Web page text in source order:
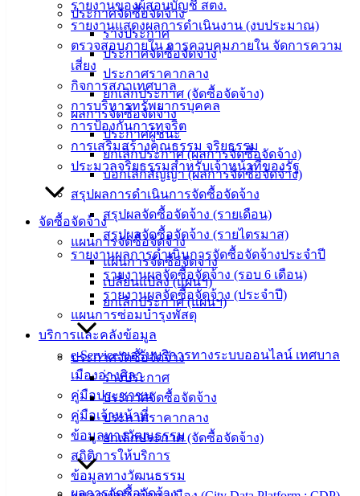
ประกาศจัดซื้อจัดจ้าง
ร่างประกาศ
ประกาศจัดซื้อจัดจ้าง
ประกาศราคากลาง
ยกเลิกประกาศ (จัดซื้อจัดจ้าง)
ผลการจัดซื้อจัดจ้าง
ประกาศผู้ชนะ
ยกเลิกประกาศ (ผลการจัดซื้อจัดจ้าง)
บอกเลิกสัญญา (ผลการจัดซื้อจัดจ้าง)
สรุปผลการดำเนินการจัดซื้อจัดจ้าง
สรุปผลจัดซื้อจัดจ้าง (รายเดือน)
สรุปผลจัดซื้อจัดจ้าง (รายไตรมาส)
รายงานผลการดำเนินการจัดซื้อจัดจ้างประจำปี
รายงานผลจัดซื้อจัดจ้าง (รอบ 6 เดือน)
รายงานผลจัดซื้อจัดจ้าง (ประจำปี)
แผนการซ่อมบำรุงพัสดุ
บริการและคลังข้อมูล
e-Service ขอรับบริการทางระบบออนไลน์ เทศบาล
เมืองอ่างศิลา
คู่มือประชาชน
คู่มือเจ้าหน้าที่
ข้อมูลทางวัฒนธรรม
สถิติการให้บริการ
ข้อมูลทางวัฒนธรรม
รายงานของผู้สอบบัญชี สตง.
รายงานแสดงผลการดำเนินงาน (งบประมาณ)
ตรวจสอบภายใน การควบคุมภายใน จัดการความ
เสี่ยง
กิจการสภาเทศบาล
การบริหารทรัพยากรบุคคล
การป้องกันการทุจริต
การเสริมสร้างคุณธรรม จริยธรรม
ประมวลจริยธรรมสำหรับเจ้าหน้าที่ของรัฐ
จัดซื้อจัดจ้าง
แผนการจัดซื้อจัดจ้าง
แผนการจัดซื้อจัดจ้าง
เปลี่ยนแปลง (แผนฯ)
ยกเลิกประกาศ (แผนฯ)
ประกาศจัดซื้อจัดจ้าง
ร่างประกาศ
ประกาศจัดซื้อจัดจ้าง
ประกาศราคากลาง
ยกเลิกประกาศ (จัดซื้อจัดจ้าง)
ผลการจัดซื้อจัดจ้าง
คู่มือการ
ปฏิบัติ
งาน
ข่าวสาร
น่ารู้
ศุนย์
ข้อมูล
ข่าวสาร
อิเล็กทรอนิกส์
องค์
(Knowledge
Management)
เทศบาล
สายตรง
ประวัติ
เทศบาล
ผู้บริหาร
และ
หัวหน้า
ส่วน